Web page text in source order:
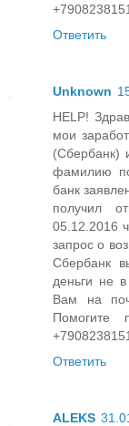
Ответить
Unknown
HELP!
мои
(Сбербанк)
фамилию
банк
получил
05.12.2016
запрос о
Сбербанк
деньги не
Вам на
Помогите
Ответить
ALEKS